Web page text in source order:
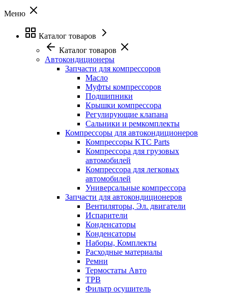
Меню
Каталог товаров
Каталог товаров
Автокондиционеры
Запчасти для компрессоров
Масло
Муфты компрессоров
Подшипники
Крышки компрессора
Регулирующие клапана
Сальники и ремкомплекты
Компрессоры для автокондиционеров
Компрессоры KTC Parts
Компрессора для грузовых
автомобилей
Компрессора для легковых
автомобилей
Универсальные компрессора
Запчасти для автокондиционеров
Вентиляторы, Эл. двигатели
Испарители
Конденсаторы
Конденсаторы
Наборы, Комплекты
Расходные материалы
Ремни
Термостаты Авто
ТРВ
Фильтр осушитель